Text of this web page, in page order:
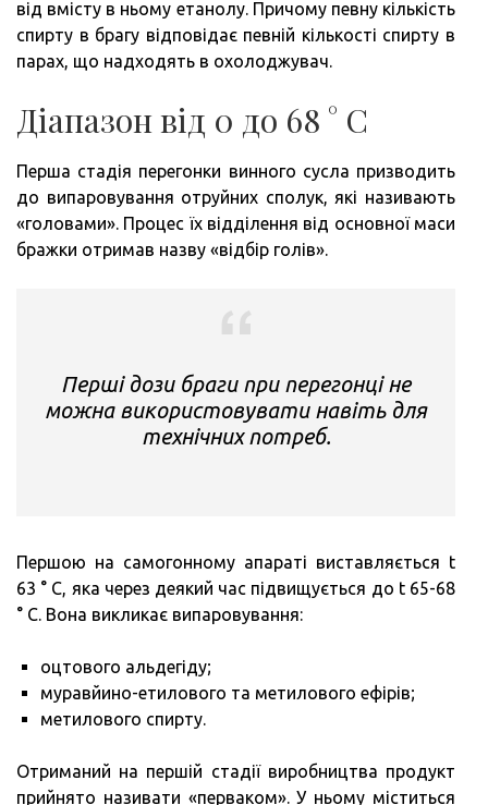
від вмісту в ньому етанолу. Причому певну кількість
спирту в брагу відповідає певній кількості спирту в
парах, що надходять в охолоджувач.
Діапазон від 0 до 68 ° С
Перша стадія перегонки винного сусла призводить
до випаровування отруйних сполук, які називають
«головами». Процес їх відділення від основної маси
бражки отримав назву «відбір голів».
Перші дози браги при перегонці не
можна використовувати навіть для
технічних потреб.
Першою на самогонному апараті виставляється t
63 ° C, яка через деякий час підвищується до t 65-68
° C. Вона викликає випаровування:
оцтового альдегіду;
муравйино-етилового та метилового ефірів;
метилового спирту.
Отриманий на першій стадії виробництва продукт
прийнято називати «перваком». У ньому міститься